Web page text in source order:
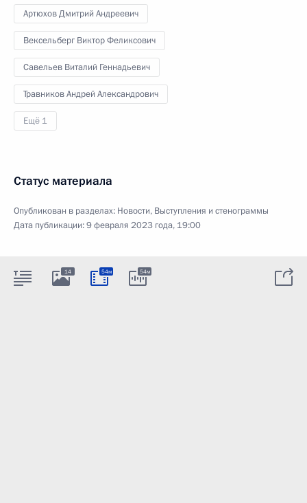
Артюхов Дмитрий Андреевич
Вексельберг Виктор Феликсович
Савельев Виталий Геннадьевич
Травников Андрей Александрович
Ещё 1
Статус материала
Опубликован в разделах: Новости, Выступления и стенограммы
Дата публикации:9 февраля 2023 года, 19:00
14 54м 54м